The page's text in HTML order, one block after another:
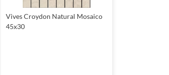
Vives Croydon Natural Mosaico
45x30